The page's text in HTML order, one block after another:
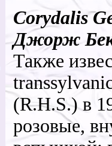
Corydalis
Джорж
Также
(R.H.S.) в
розовые,